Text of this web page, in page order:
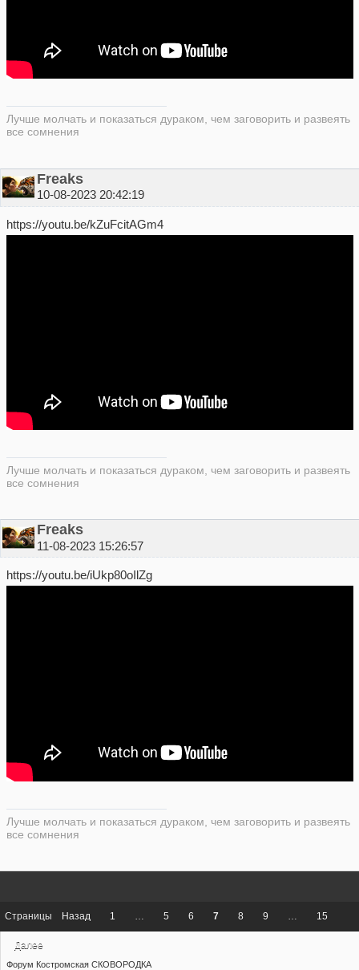
Лучше молчать и показаться дураком, чем заговорить и развеять
все сомнения
Freaks
10-08-2023 20:42:19
https://youtu.be/kZuFcitAGm4
Лучше молчать и показаться дураком, чем заговорить и развеять
все сомнения
Freaks
11-08-2023 15:26:57
https://youtu.be/iUkp80oIlZg
Лучше молчать и показаться дураком, чем заговорить и развеять
все сомнения
Страницы Назад 1 5 6 7 8 9 15
Далее
Форум Костромская СКОВОРОДКА